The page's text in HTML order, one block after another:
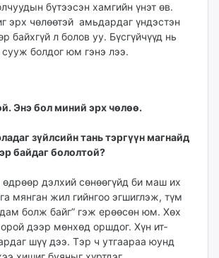
бүтээсэн хамгийн үнэт өв.
эрх чө­­лөөтэй амьдардаг үндэстэн
байхгүй л болов уу. Бүсгүйчүүд нь
болдог юм гэнэ лээ.
Энэ бол миний эрх чөлөө.
зүйлсийн тань тэргүүн маг­­найд
бай­даг бололтой?
дэлхий сөнөөгүйд би маш их
мянган жил гийнгоо эгшиглэж, түм
болж байг” гэж ерөөсөн юм. Хөх
орой дээр мөнхөд оршдог. Хүн ит­
шүү дээ. Тэр ч утгаараа юунд